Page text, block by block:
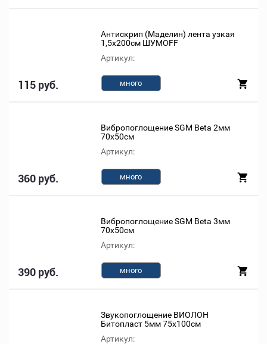
Антискрип (Маделин) лента узкая
1,5х200см ШУМОFF
Артикул:
115 руб. много
Вибропоглощение SGM Beta 2мм
70х50см
Артикул:
360 руб. много
Вибропоглощение SGM Beta 3мм
70х50см
Артикул:
390 руб. много
Звукопоглощение ВИОЛОН
Битопласт 5мм 75х100см
Артикул: